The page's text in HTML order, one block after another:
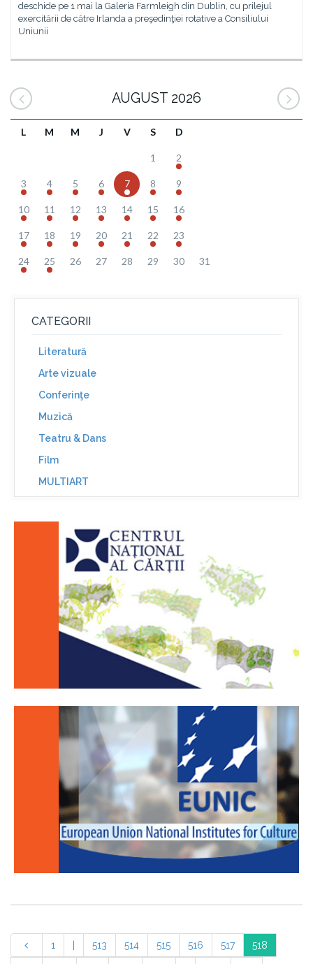
deschide pe 1 mai la Galeria Farmleigh din Dublin, cu prilejul
exercitării de către Irlanda a preşedinţiei rotative a Consiliului
Uniunii
AUGUST 2026
L M M J V S D
1 2
3 4 5 6 7 8 9
10 11 12 13 14 15 16
17 18 19 20 21 22 23
24 25 26 27 28 29 30 31
CATEGORII
Literatură
Arte vizuale
Conferinţe
Muzică
Teatru & Dans
Film
MULTIART
1 513 514 515 516 517 518